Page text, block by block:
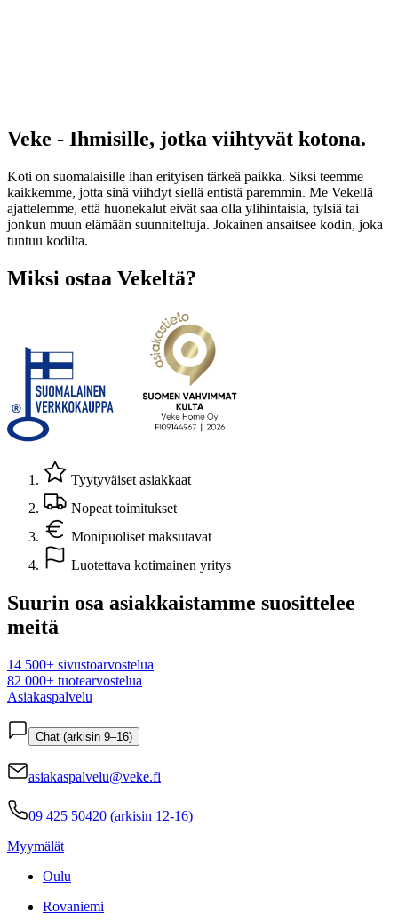
Veke - Ihmisille, jotka viihtyvät kotona.
Koti on suomalaisille ihan erityisen tärkeä paikka. Siksi teemme
kaikkemme, jotta sinä viihdyt siellä entistä paremmin. Me Vekellä
ajattelemme, että huonekalut eivät saa olla ylihintaisia, tylsiä tai
jonkun muun elämään suunniteltuja. Jokainen ansaitsee kodin, joka
tuntuu kodilta.
Miksi ostaa Vekeltä?
Tyytyväiset asiakkaat
Nopeat toimitukset
Monipuoliset maksutavat
Luotettava kotimainen yritys
Suurin osa asiakkaistamme suosittelee
meitä
14 500+ sivustoarvostelua
82 000+ tuotearvostelua
Asiakaspalvelu
Chat (arkisin 9–16)
asiakaspalvelu@veke.fi
09 425 50420 (arkisin 12-16)
Myymälät
Oulu
Rovaniemi